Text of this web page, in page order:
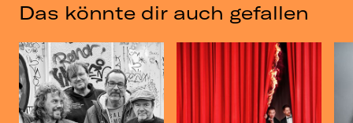
Das könnte dir auch gefallen